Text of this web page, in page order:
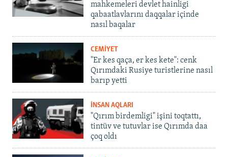
mahkemeleri devlet hainligi
qabaatlavlarını daqqalar içinde
nasıl baqalar
CEMİYET
"Er kes qaça, er kes kete": cenk
Qırımdaki Rusiye turistlerine nasıl
barıp yetti
İNSAN AQLARI
"Qırım birdemligi" işini toqtattı,
tintüv ve tutuvlar ise Qırımda daa
çoq oldı